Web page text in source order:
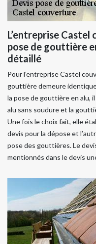
L’entreprise
pose de gouttière
détaillé
Pour l’entreprise Castel
gouttière demeure
la pose de gouttière en alu,
alu sans soudure et la
Une fois le choix fait, elle
devis pour la dépose et
pose des gouttières. Le
mentionnés dans le devis